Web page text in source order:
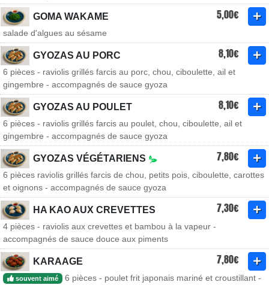
GOMA WAKAME 5,00€
salade d'algues au sésame
GYOZAS AU PORC 8,10€
6 pièces - raviolis grillés farcis au porc, chou, ciboulette, ail et
gingembre - accompagnés de sauce gyoza
GYOZAS AU POULET 8,10€
6 pièces - raviolis grillés farcis au poulet, chou, ciboulette, ail et
gingembre - accompagnés de sauce gyoza
GYOZAS VÉGÉTARIENS 7,80€
6 pièces raviolis grillés farcis de chou, petits pois, ciboulette, carottes
et oignons - accompagnés de sauce gyoza
HA KAO AUX CREVETTES 7,30€
4 pièces - raviolis aux crevettes et bambou à la vapeur -
accompagnés de sauce douce aux piments
KARAAGE 7,80€
souvent aimé
6 pièces - poulet frit japonais mariné et croustillant -